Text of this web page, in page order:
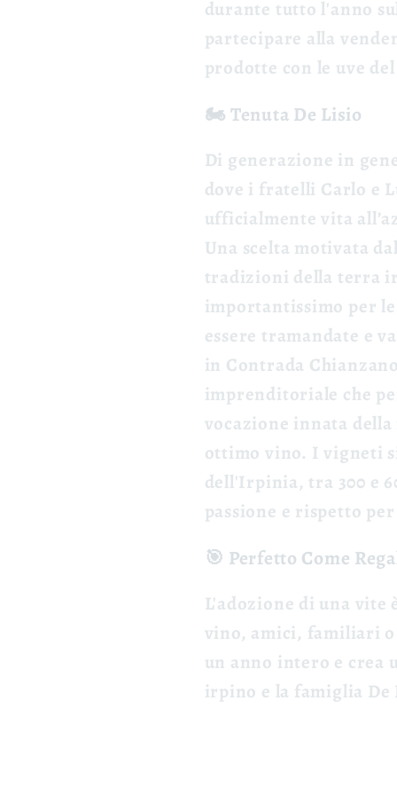
durante tutto l'anno
partecipare alla
prodotte con le uve
🏍️ Tenuta De Lisio
Di generazione in
dove i fratelli Carlo e
ufficialmente vita
Una scelta motivata
tradizioni della terra
importantissimo per
essere tramandate e
in Contrada
imprenditoriale che
vocazione innata
ottimo vino. I vigneti
dell'Irpinia, tra 300 e
passione e rispetto
🎯 Perfetto Come
L'adozione di una vite
vino, amici, familiari
un anno intero e crea
irpino e la famiglia De